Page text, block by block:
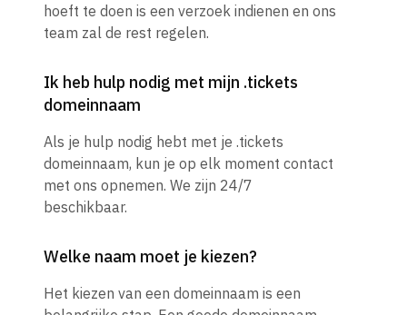
hoeft te doen is een verzoek indienen en ons
team zal de rest regelen.
Ik heb hulp nodig met mijn .tickets
domeinnaam
Als je hulp nodig hebt met je .tickets
domeinnaam, kun je op elk moment contact
met ons opnemen. We zijn 24/7
beschikbaar.
Welke naam moet je kiezen?
Het kiezen van een domeinnaam is een